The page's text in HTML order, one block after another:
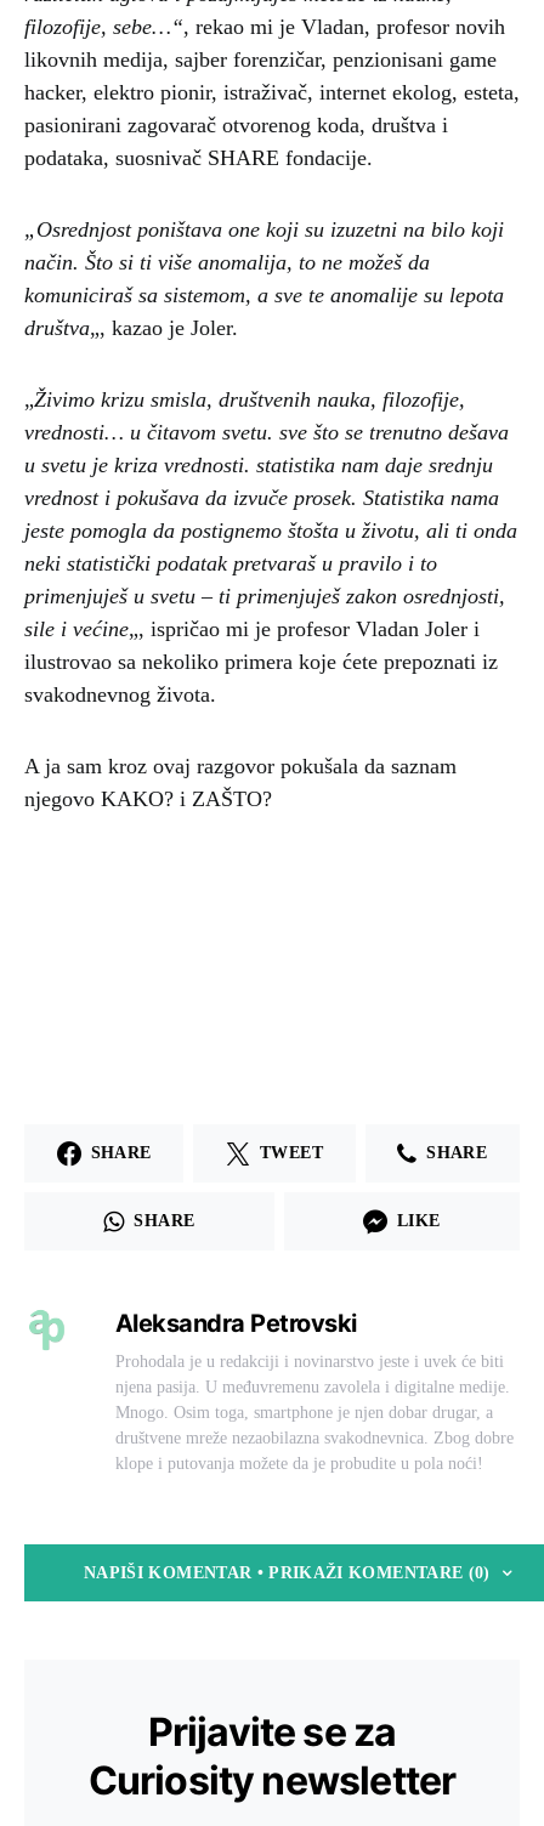
filozofije, sebe…“, rekao mi je Vladan, profesor novih
likovnih medija, sajber forenzičar, penzionisani game
hacker, elektro pionir, istraživač, internet ekolog, esteta,
pasionirani zagovarač otvorenog koda, društva i
podataka, suosnivač SHARE fondacije.
„Osrednjost poništava one koji su izuzetni na bilo koji
način. Što si ti više anomalija, to ne možeš da
komuniciraš sa sistemom, a sve te anomalije su lepota
društva„, kazao je Joler.
„Živimo krizu smisla, društvenih nauka, filozofije,
vrednosti… u čitavom svetu. sve što se trenutno dešava
u svetu je kriza vrednosti. statistika nam daje srednju
vrednost i pokušava da izvuče prosek. Statistika nama
jeste pomogla da postignemo štošta u životu, ali ti onda
neki statistički podatak pretvaraš u pravilo i to
primenjuješ u svetu – ti primenjuješ zakon osrednjosti,
sile i većine„, ispričao mi je profesor Vladan Joler i
ilustrovao sa nekoliko primera koje ćete prepoznati iz
svakodnevnog života.
A ja sam kroz ovaj razgovor pokušala da saznam
njegovo KAKO? i ZAŠTO?
SHARE TWEET SHARE
SHARE LIKE
Aleksandra Petrovski
Prohodala je u redakciji i novinarstvo jeste i uvek će biti
njena pasija. U međuvremenu zavolela i digitalne medije.
Mnogo. Osim toga, smartphone je njen dobar drugar, a
društvene mreže nezaobilazna svakodnevnica. Zbog dobre
klope i putovanja možete da je probudite u pola noći!
NAPIŠI KOMENTAR • PRIKAŽI KOMENTARE (0)
Prijavite se za
Curiosity newsletter